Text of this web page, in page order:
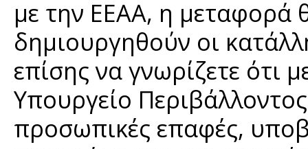
με την ΕΕΑΑ, η μεταφορά
δημιουργηθούν οι
επίσης να γνωρίζετε ότι
Υπουργείο
προσωπικές επαφές,